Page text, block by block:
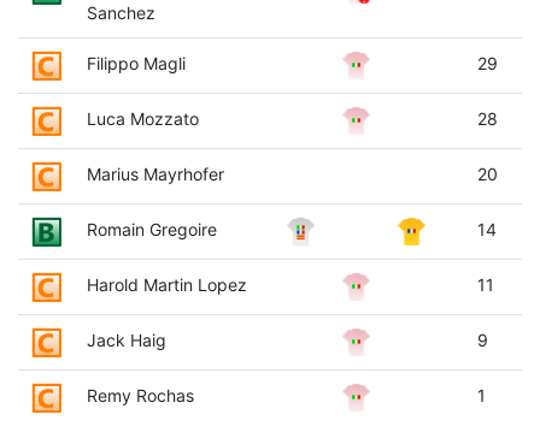
Sanchez
Filippo Magli 29
Luca Mozzato 28
Marius Mayrhofer 20
Romain Gregoire 14
Harold Martin Lopez 11
Jack Haig 9
Remy Rochas 1